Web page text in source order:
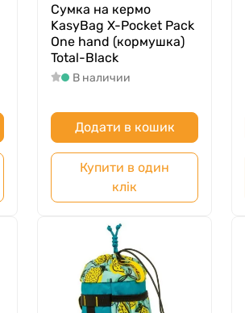
Сумка на кермо
KasyBag X-Pocket Pack
One hand (кормушка)
Total-Black
В наличии
Додати в кошик
Купити в один
клік